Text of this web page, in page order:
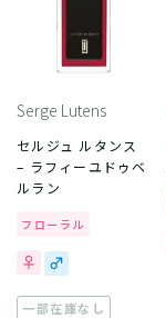
Serge Lutens
セルジュ ルタンス
– ラフィーユドゥベ
ルラン
フローラル
一部在庫なし